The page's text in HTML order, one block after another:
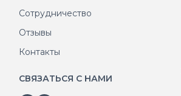
Сотрудничество
Отзывы
Контакты
СВЯЗАТЬСЯ С НАМИ